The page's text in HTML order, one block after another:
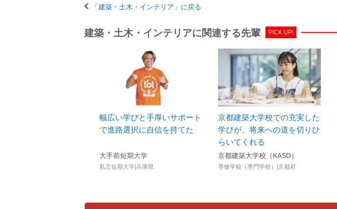
「建築・土木・インテリア」に戻る
建築・土木・インテリアに関連する先輩 PICK UP!
幅広い学びと手厚いサポート
で進路選択に自信を持てた
大手前短期大学
私立短期大学|兵庫県
京都建築大学校での充実した
学びが、将来への道を切りひ
らいてくれる
京都建築大学校（KASD）
専修学校（専門学校）|京都府